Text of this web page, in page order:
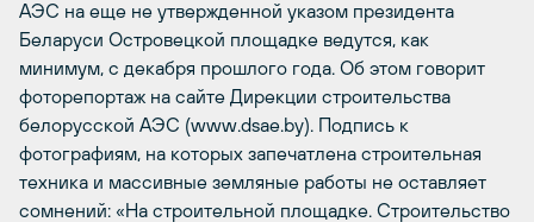
АЭС на еще не утвержденной указом президента
Беларуси Островецкой площадке ведутся, как
минимум, с декабря прошлого года. Об этом говорит
фоторепортаж на сайте Дирекции строительства
белорусской АЭС (www.dsae.by). Подпись к
фотографиям, на которых запечатлена строительная
техника и массивные земляные работы не оставляет
сомнений: «На строительной площадке. Строительство